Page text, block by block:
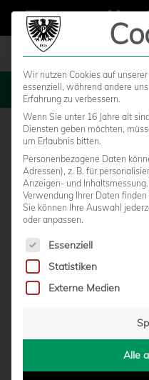
DAS PROGRAMM
vonMarcel Weskamp|
Wir nutzen Cookies auf
essenziell, während andere
Erfahrung zu verbessern.
Wenn Sie unter 16 Jahre alt
Diensten geben möchten,
um Erlaubnis bitten.
Personenbezogene Daten
Adressen), z. B. für
Anzeigen- und Inhaltsmessung.
Verwendung Ihrer Daten finden
Sie können Ihre Auswahl
oder anpassen.
Es folgt eine Liste der
Essenziell
Statistiken
Externe Medien
Alle